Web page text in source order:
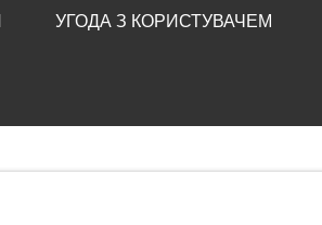
УГОДА З КОРИСТУВАЧЕМ